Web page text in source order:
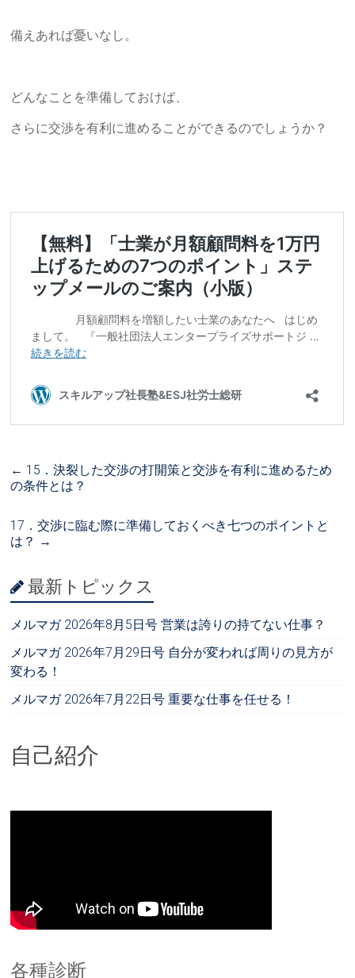
備えあれば憂いなし。
どんなことを準備しておけば、
さらに交渉を有利に進めることができるのでしょうか？
← 15．決裂した交渉の打開策と交渉を有利に進めるため
の条件とは？
17．交渉に臨む際に準備しておくべき七つのポイントと
は？ →
最新トピックス
メルマガ 2026年8月5日号 営業は誇りの持てない仕事？
メルマガ 2026年7月29日号 自分が変われば周りの見方が
変わる！
メルマガ 2026年7月22日号 重要な仕事を任せる！
自己紹介
各種診断